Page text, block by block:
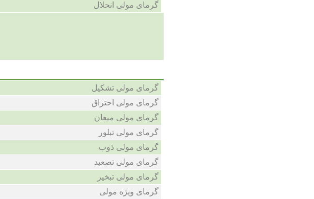
گرمای مولی انحلال
گرمای مولی تشکیل
گرمای مولی احتراق
گرمای مولی میعان
گرمای مولی تبلور
گرمای مولی ذوب
گرمای مولی تصعید
گرمای مولی تبخیر
گرمای ویژه مولی